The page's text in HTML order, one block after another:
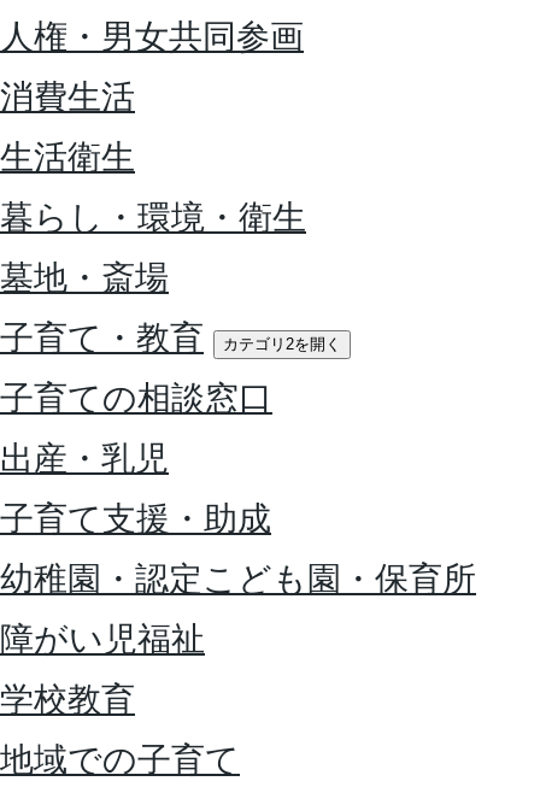
人権・男女共同参画
消費生活
生活衛生
暮らし・環境・衛生
墓地・斎場
子育て・教育
カテゴリ2を開く
子育ての相談窓口
出産・乳児
子育て支援・助成
幼稚園・認定こども園・保育所
障がい児福祉
学校教育
地域での子育て